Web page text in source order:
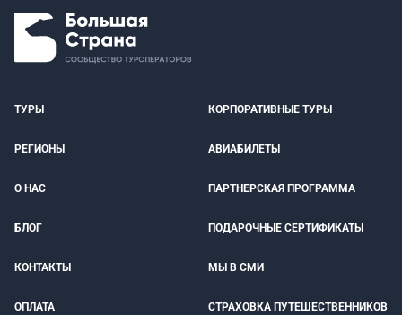
ТУРЫ КОРПОРАТИВНЫЕ ТУРЫ
РЕГИОНЫ АВИАБИЛЕТЫ
О НАС ПАРТНЕРСКАЯ ПРОГРАММА
БЛОГ ПОДАРОЧНЫЕ СЕРТИФИКАТЫ
КОНТАКТЫ МЫ В СМИ
ОПЛАТА СТРАХОВКА ПУТЕШЕСТВЕННИКОВ